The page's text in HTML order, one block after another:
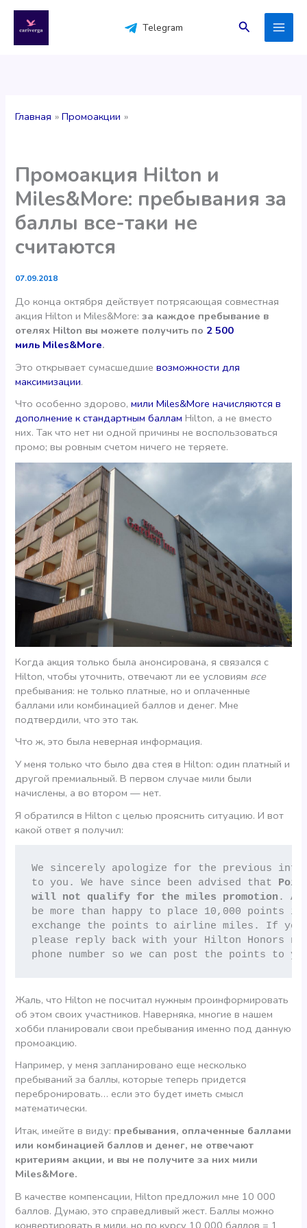
содержимому
Telegram Поиск
Главная Промоакции
Промоакция Hilton и
Miles&More: пребывания за
баллы все-таки не
считаются
07.09.2018
До конца октября действует потрясающая совместная
акция Hilton и Miles&More:за каждое пребывание в
отелях Hilton вы можете получить по 2 500
миль Miles&More.
Это открывает сумасшедшиевозможности для
максимизации.
Что особенно здорово,мили Miles&More начисляются в
дополнение к стандартным баллам Hilton, а не вместо
них. Так что нет ни одной причины не воспользоваться
промо; вы ровным счетом ничего не теряете.
Когда акция только была анонсирована, я связался с
Hilton, чтобы уточнить, отвечают ли ее условиям все
пребывания: не только платные, но и оплаченные
баллами или комбинацией баллов и денег. Мне
подтвердили, что это так.
Что ж, это была неверная информация.
У меня только что было два стея в Hilton: один платный и
другой премиальный. В первом случае мили были
начислены, а во втором — нет.
Я обратился в Hilton с целью прояснить ситуацию. И вот
какой ответ я получил:
We sincerely apologize for the previous
to you. We have since been advised that
will not qualify for the miles promotion .
be more than happy to place 10,000 points
exchange the points to airline miles. If
please reply back with your Hilton Honors
phone number so we can post the points to
Жаль, что Hilton не посчитал нужным проинформировать
об этом своих участников. Наверняка, многие в нашем
хобби планировали свои пребывания именно под данную
промоакцию.
Например, у меня запланировано еще несколько
пребываний за баллы, которые теперь придется
перебронировать… если это будет иметь смысл
математически.
Итак, имейте в виду: пребывания, оплаченные баллами
или комбинацией баллов и денег, не отвечают
критериям акции, и вы не получите за них мили
Miles&More.
В качестве компенсации, Hilton предложил мне 10 000
баллов. Думаю, это справедливый жест. Баллы можно
конвертировать в мили, но по курсу 10 000 баллов = 1